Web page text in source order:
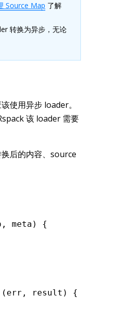
Source Map 了解
转换为异步，无论
使用异步 loader。
该 loader 需要
后的内容、source
,
meta) {
(err ,
result) {